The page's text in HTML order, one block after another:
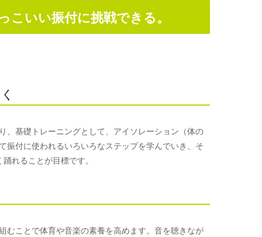
こいい振付に挑戦できる。
、基礎トレーニングとして、アイソレーション（体の
振付に使われるいろいろなステップを学んでいき、そ
れることが目標です。
むことで体育や音楽の素養を高めます。音を聴きなが